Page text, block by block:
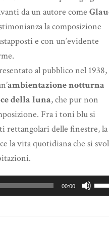
da un autore come
la composizione
e con un’evidente
al pubblico nel 1938,
ambientazione notturna
della luna, che pur non
Fra i toni blu si
rettangolari delle finestre,
la vita quotidiana che si
00:00
i